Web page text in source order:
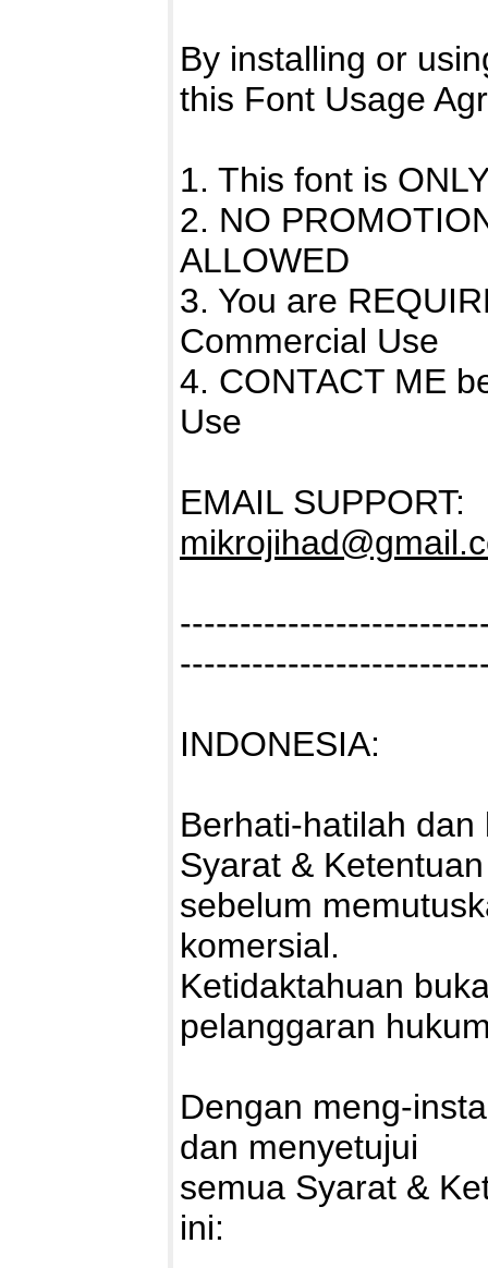
By installing or
this Font Usage
1. This font is
2. NO
ALLOWED
3. You are
Commercial Use
4. CONTACT ME
Use
EMAIL SUPPORT:
INDONESIA:
Berhati-hatilah
Syarat &
sebelum
komersial.
Ketidaktahuan
pelanggaran
Dengan meng-
dan menyetujui
semua Syarat &
ini: